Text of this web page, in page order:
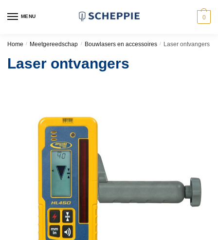
MENU 0
Home / Meetgereedschap / Bouwlasers en accessoires / Laser ontvangers
Laser ontvangers